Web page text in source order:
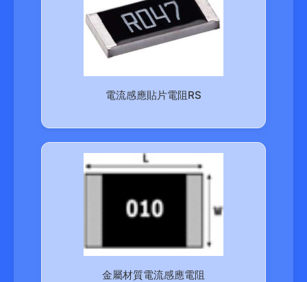
電流感應貼片電阻RS
金屬材質電流感應電阻